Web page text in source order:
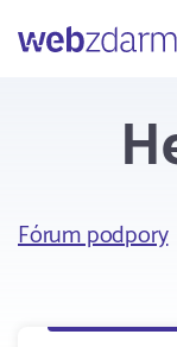
Webzdarma
Fórum podpory